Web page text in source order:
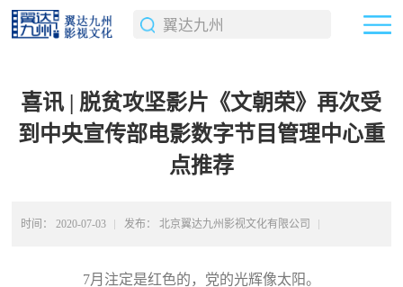
喜讯 | 脱贫攻坚影片《文朝荣》再次受
到中央宣传部电影数字节目管理中心重
点推荐
时间： 2020-07-03 发布： 北京翼达九州影视文化有限公司
7月注定是红色的，党的光辉像太阳。